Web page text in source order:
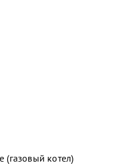
(газовый котел)